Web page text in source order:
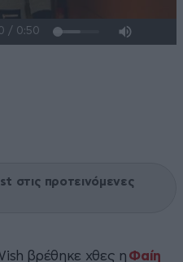
στις προτεινόμενες
βρέθηκε χθες η Φαίη